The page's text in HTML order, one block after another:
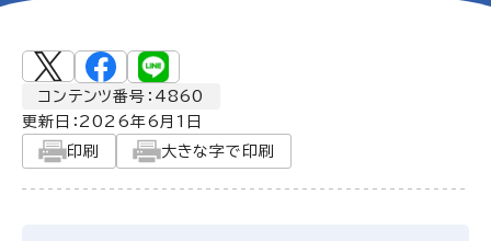
コンテンツ番号：4860
更新日： 2026年6月1日
印刷
大きな字で印刷